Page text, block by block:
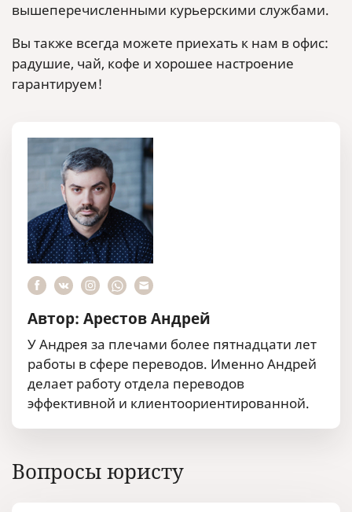
вышеперечисленными курьерскими службами.
Вы также всегда можете приехать к нам в офис:
радушие, чай, кофе и хорошее настроение
гарантируем!
Автор: Арестов Андрей
У Андрея за плечами более пятнадцати лет
работы в сфере переводов. Именно Андрей
делает работу отдела переводов
эффективной и клиентоориентированной.
Вопросы юристу